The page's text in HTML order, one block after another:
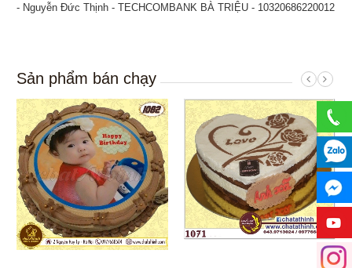
- Nguyễn Đức Thịnh - TECHCOMBANK BÀ TRIỆU - 10320686220012
Sản phẩm bán chạy